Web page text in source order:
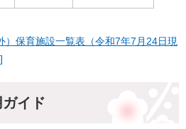
）保育施設一覧表（令和7年7月24日現
イド